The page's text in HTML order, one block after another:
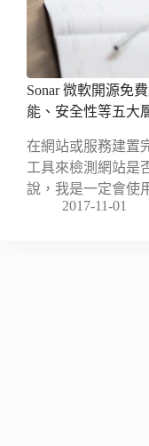
Sonar 微軟開源免
能、安全性等五大
在網站或服務建置
工具來檢測網站是
說，我是一定會使
2017-11-01